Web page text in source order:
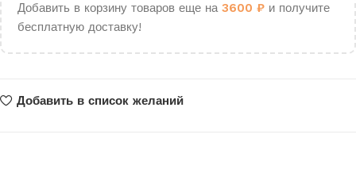
Добавить в корзину товаров еще на 3600 ₽ и получите
бесплатную доставку!
Добавить в список желаний